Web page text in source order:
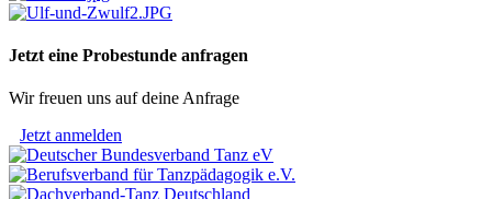
Jetzt eine Probestunde anfragen
Wir freuen uns auf deine Anfrage
Jetzt anmelden